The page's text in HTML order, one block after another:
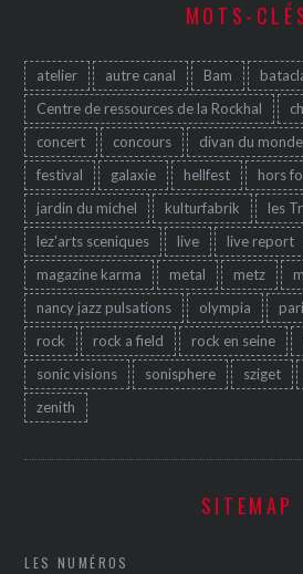
MOTS-
atelier autre canal Bam
Centre de ressources de la Rockhal
concert
concours divan du monde
festival
galaxie hellfest hors
jardin du michel
kulturfabrik
les
lez'arts sceniques
live live report
magazine karma
metal metz
nancy jazz pulsations
olympia
rock
rock a field rock en seine
sonic visions
sonisphere sziget
zenith
SITEMAP
LES NUMÉROS